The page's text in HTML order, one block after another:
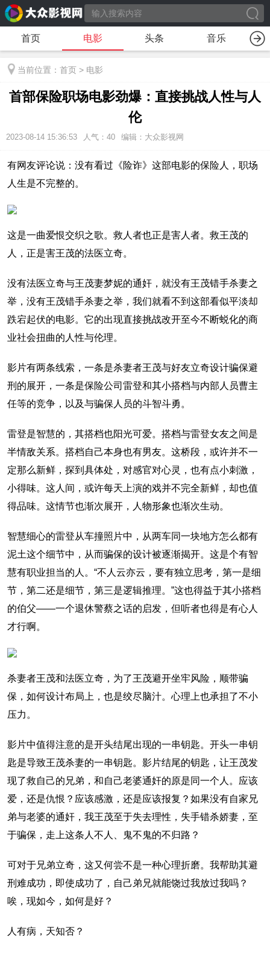
首页 电影 头条 音乐
当前位置： 首页 > 电影
首部保险职场电影劲爆：直接挑战人性与人
伦
2023-08-14 15:36:53 人气： 40 编辑：大众影视网
有网友评论说：没有看过《险诈》这部电影的保险人，职场
人生是不完整的。
这是一曲爱恨交织之歌。救人者也正是害人者。救王茂的
人，正是害王茂的法医立奇。
没有法医立奇与王茂妻梦妮的通奸，就没有王茂错手杀妻之
举，没有王茂错手杀妻之举，我们就看不到这部看似平淡却
跌宕起伏的电影。它的出现直接挑战改开至今不断蜕化的商
业社会扭曲的人性与伦理。
影片有两条线索，一条是杀妻者王茂与好友立奇设计骗保避
刑的展开，一条是保险公司雷登和其小搭档与内部人员曹主
任等的竞争，以及与骗保人员的斗智斗勇。
雷登是智慧的，其搭档也阳光可爱。搭档与雷登女友之间是
半情敌关系。搭档自己本身也有男友。这桥段，或许并不一
定那么新鲜，探到具体处，对感官对心灵，也有点小刺激，
小得味。这人间，或许每天上演的戏并不完全新鲜，却也值
得品味。这情节也渐次展开，人物形象也渐次生动。
智慧细心的雷登从车撞照片中，从两车同一块地方怎么都有
泥土这个细节中，从而骗保的设计被逐渐揭开。这是个有智
慧有职业担当的人。“不人云亦云，要有独立思考，第一是细
节，第二还是细节，第三是逻辑推理。”这也得益于其小搭档
的伯父——一个退休警蔡之话的启发，但听者也得是有心人
才行啊。
杀妻者王茂和法医立奇，为了王茂避开坐牢风险，顺带骗
保，如何设计布局上，也是绞尽脑汁。心理上也承担了不小
压力。
影片中值得注意的是开头结尾出现的一串钥匙。开头一串钥
匙是导致王茂杀妻的一串钥匙。影片结尾的钥匙，让王茂发
现了救自己的兄弟，和自己老婆通奸的原是同一个人。应该
爱，还是仇恨？应该感激，还是应该报复？如果没有自家兄
弟与老婆的通奸，我王茂至于失去理性，失手错杀娇妻，至
于骗保，走上这条人不人、鬼不鬼的不归路？
可对于兄弟立奇，这又何尝不是一种心理折磨。我帮助其避
刑难成功，即使成功了，自己弟兄就能饶过我放过我吗？
唉，现如今，如何是好？
人有病，天知否？